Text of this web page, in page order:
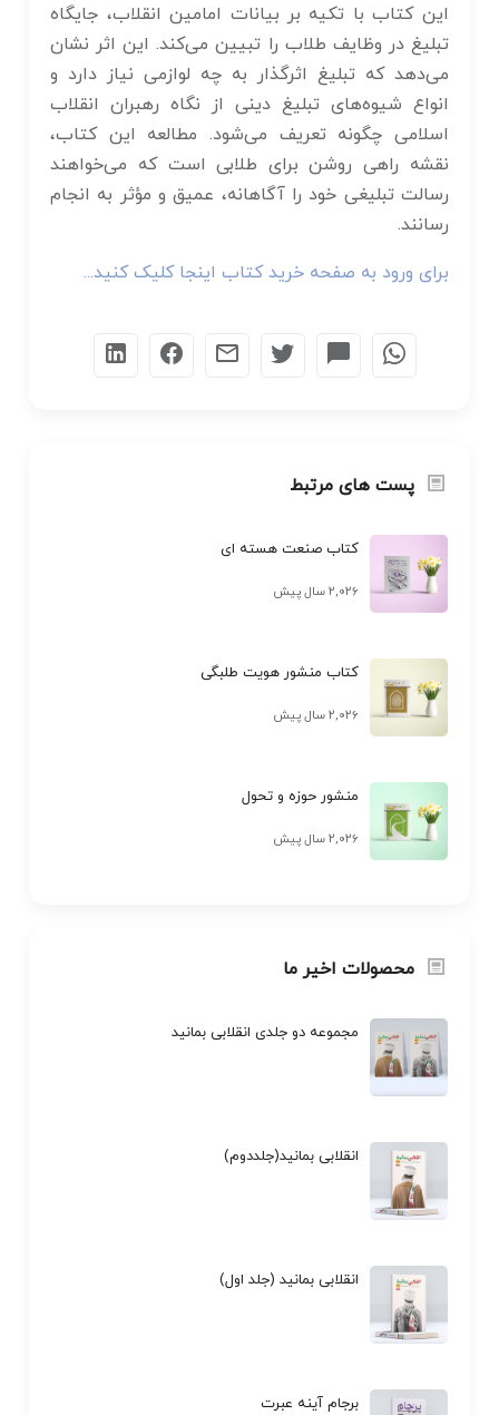
این کتاب با تکیه بر بیانات امامین انقلاب، جایگاه
تبلیغ در وظایف طلاب را تبیین می‌کند. این اثر نشان
می‌دهد که تبلیغ اثرگذار به چه لوازمی نیاز دارد و
انواع شیوه‌های تبلیغ دینی از نگاه رهبران انقلاب
اسلامی چگونه تعریف می‌شود. مطالعه این کتاب،
نقشه راهی روشن برای طلابی است که می‌خواهند
رسالت تبلیغی خود را آگاهانه، عمیق و مؤثر به انجام
رسانند.
برای ورود به صفحه خرید کتاب اینجا کلیک کنید...
پست های مرتبط
کتاب صنعت هسته ای
۲,۰۲۶ سال پیش
کتاب منشور هویت طلبگی
۲,۰۲۶ سال پیش
منشور حوزه و تحول
۲,۰۲۶ سال پیش
محصولات اخیر ما
مجموعه دو جلدی انقلابی بمانید
انقلابی بمانید(جلددوم)
انقلابی بمانید (جلد اول)
برجام آینه عبرت